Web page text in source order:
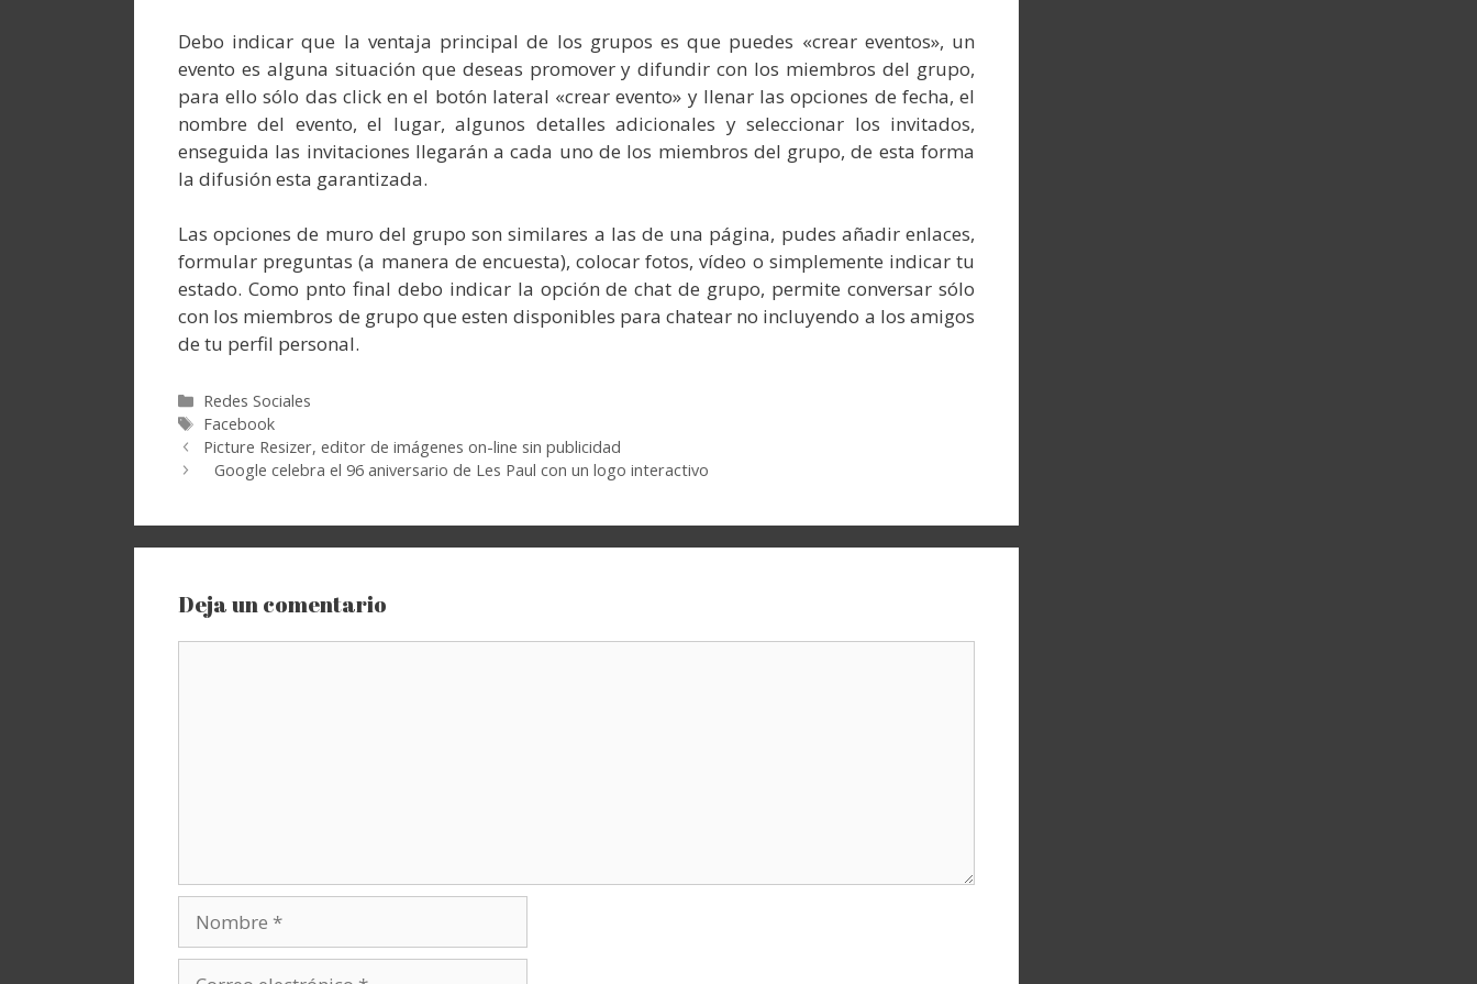
Debo indicar que la ventaja principal de los grupos es que puedes «crear eventos», un
evento es alguna situación que deseas promover y difundir con los miembros del grupo,
para ello sólo das click en el botón lateral «crear evento» y llenar las opciones de fecha, el
nombre del evento, el lugar, algunos detalles adicionales y seleccionar los invitados,
enseguida las invitaciones llegarán a cada uno de los miembros del grupo, de esta forma
la difusión esta garantizada.
Las opciones de muro del grupo son similares a las de una página, pudes añadir enlaces,
formular preguntas (a manera de encuesta), colocar fotos, vídeo o simplemente indicar tu
estado. Como pnto final debo indicar la opción de chat de grupo, permite conversar sólo
con los miembros de grupo que esten disponibles para chatear no incluyendo a los amigos
de tu perfil personal.
Categorías
Redes Sociales
Etiquetas
Facebook
Picture Resizer, editor de imágenes on-line sin publicidad
Google celebra el 96 aniversario de Les Paul con un logo interactivo
Deja un comentario